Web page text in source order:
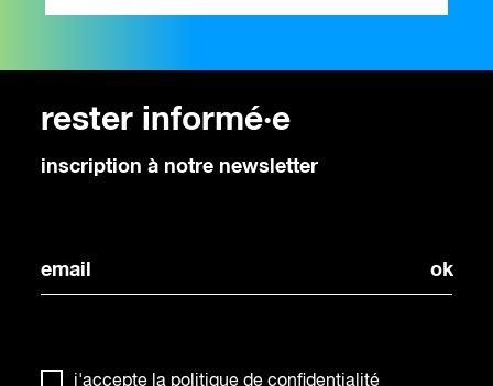
rester informé·e
inscription à notre newsletter
j'accepte la politique de confidentialité